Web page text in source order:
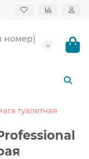
номер)
туалетная